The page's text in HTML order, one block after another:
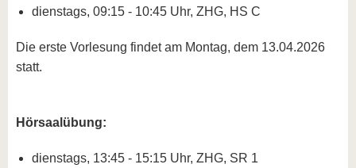
dienstags, 09:15 - 10:45 Uhr, ZHG, HS C
Die erste Vorlesung findet am Montag, dem 13.04.2026
statt.
Hörsaalübung:
dienstags, 13:45 - 15:15 Uhr, ZHG, SR 1